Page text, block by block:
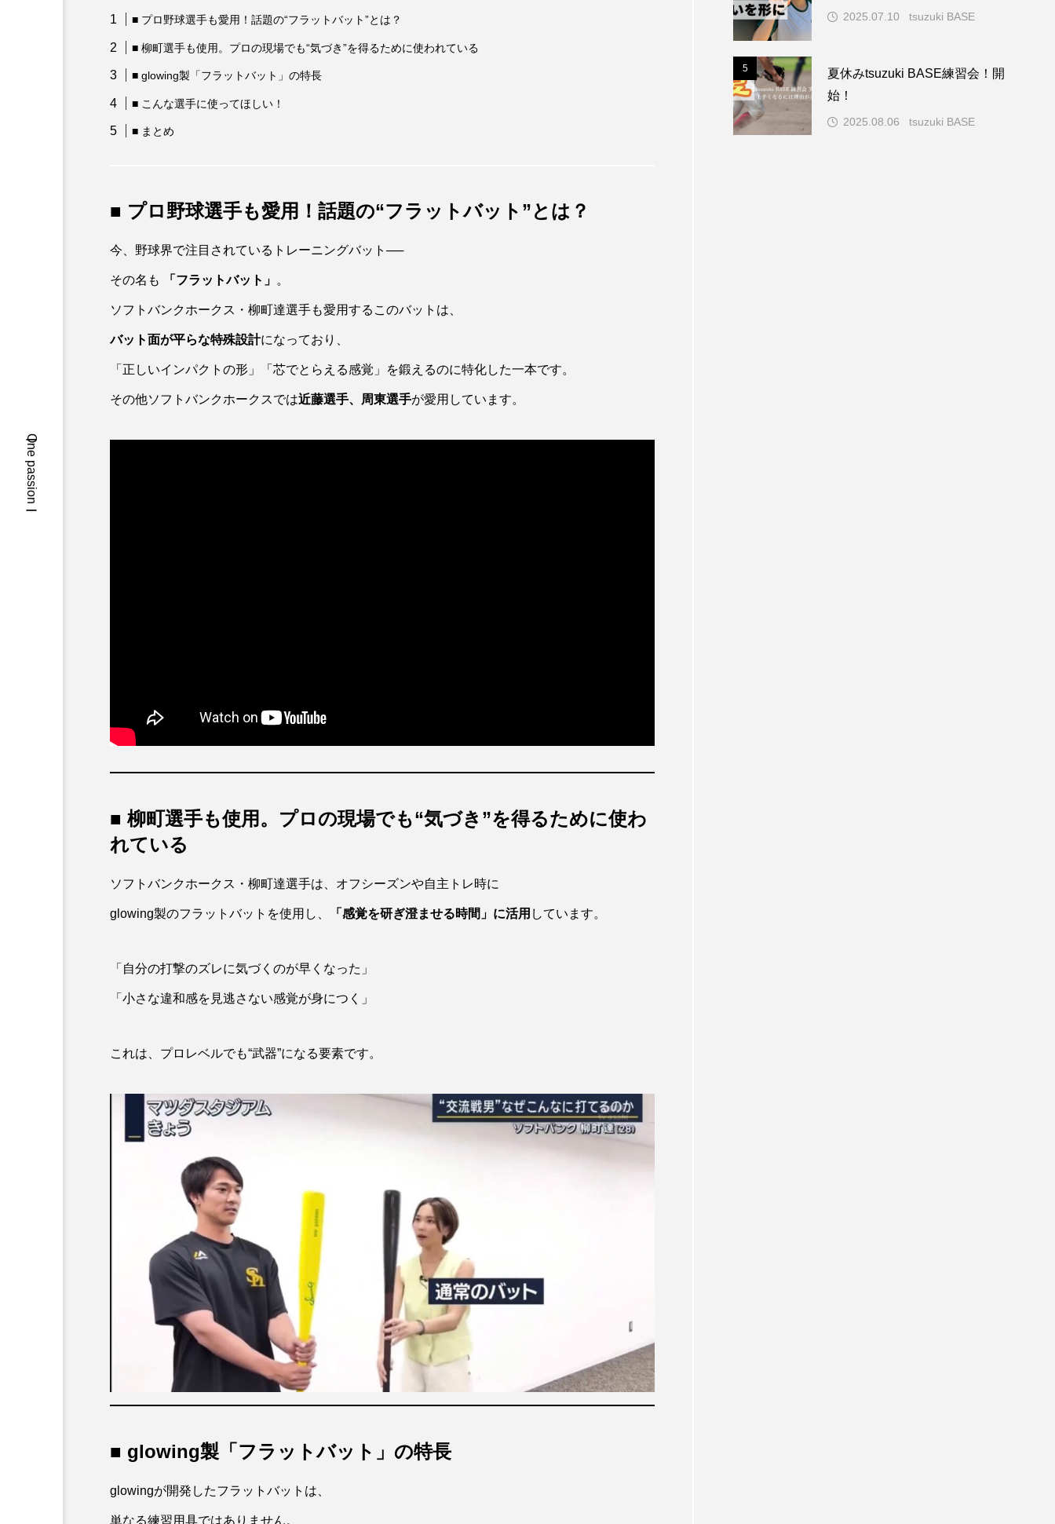
ーOne passionー
■ プロ野球選手も愛用！話題の“フラットバット”とは？
■ 柳町選手も使用。プロの現場でも“気づき”を得るために使われている
■ glowing製「フラットバット」の特長
■ こんな選手に使ってほしい！
■ まとめ
■ プロ野球選手も愛用！話題の“フラットバット”とは？
今、野球界で注目されているトレーニングバット──
その名も 「フラットバット」 。
ソフトバンクホークス・柳町達選手も愛用するこのバットは、
バット面が平らな特殊設計になっており、
「正しいインパクトの形」「芯でとらえる感覚」を鍛えるのに特化した一本です。
その他ソフトバンクホークスでは近藤選手、周東選手が愛用しています。
■ 柳町選手も使用。プロの現場でも“気づき”を得るために使わ
れている
ソフトバンクホークス・柳町達選手は、オフシーズンや自主トレ時に
glowing製のフラットバットを使用し、 「感覚を研ぎ澄ませる時間」に活用 しています。
「自分の打撃のズレに気づくのが早くなった」
「小さな違和感を見逃さない感覚が身につく」
これは、プロレベルでも“武器”になる要素です。
■ glowing製「フラットバット」の特長
glowingが開発したフラットバットは、
単なる練習用具ではありません。
2025.07.10 tsuzuki BASE
5
夏休みtsuzuki BASE練習会！開
始！
2025.08.06 tsuzuki BASE